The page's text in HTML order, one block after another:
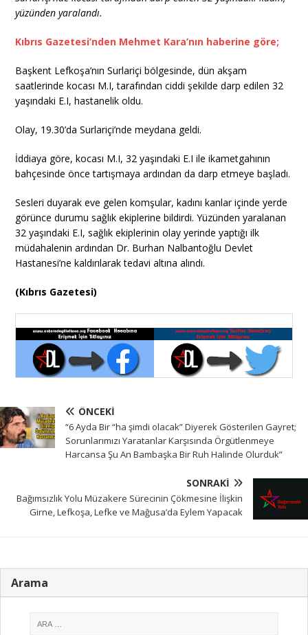
yüzünden yaralandı.
Kıbrıs Gazetesi’nden Mehmet Kara’nın haberine göre;
Başkent Lefkoşa’nın Surlariçi bölgesinde, dün akşam
saatlerinde kocası M.I, tarafından ciddi şekilde darp edilen 32
yaşındaki E.I, hastanelik oldu.
Olay, 19.30’da Surlariçi’nde meydana geldi.
İddiaya göre, kocası M.I, 32 yaşındaki E.I ile ikametgahının
bahçesinde önce tartışmaya ardından da darp etmeye başladı.
Sesleri duyarak eve gelen komşular, kadını kanlar içinde yerde
görünce durumu sağlık ekiplerine bildirdi. Yüzünden yaralanan
32 yaşındaki E.I, sağlık ekiplerinin olay yerinde yaptığı ilk
müdahalenin ardından Dr. Burhan Nalbantoğlu Devlet
Hastanesi’ne kaldırılarak tedavi altına alındı.
(Kıbrıs Gazetesi)
ÖNCEKI
“6 Ayda Bir “ha şimdi olacak” Diyerek Gösterilen Gayret;
Sorunlarımızı Yaratanlar Karşısında Örgütlenmeye
Harcansa Şu An Bambaşka Bir Ruh Halinde Olurduk”
SONRAKI
Bağımsızlık Yolu Müzakere Sürecinin Çökmesine İlişkin
Girne, Lefkoşa, Lefke ve Mağusa’da Eylem Yapacak
Arama